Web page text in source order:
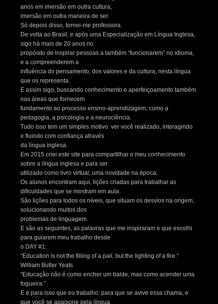
anos em imersão em outra cultura,
imersão em outra maneira de ser.
Só depois disso, tornei-me professora.
De volta ao Brasil, e após uma Especialização em Língua Inglesa,
sigo há mais de 20 anos no
propósito de inspirar pessoas a também “funcionarem” no idioma,
e a compreenderem a
influência do pensamento, dos valores e da cultura, nesta língua
que os representa.
E assim sigo, buscando conhecimento e aperfeiçoamento também
nas áreas que fornecem
fundamento ao processo ensino-aprendizagem, como a
pedagogia, a psicologia e a neurociência.
Tudo isso tem um simples motivo: ver você realizado, interagindo
e fluindo com confiança através
da língua inglesa.
Em 2015 criei este site para compartilhar o meu conhecimento
sobre a língua inglesa e para ser
utilizado como livro virtual, uma novidade na época.
Os alunos encontram aqui, lições criadas para trabalhar as
dificuldades que se mostram em aula.
São lições para todos os níveis, que situam os desvios na origem,
solucionando muitos dos
problemas de linguagem.
E são as seguintes, as palavras que me inspiraram e que escolhi
para guiarem meu trabalho desde
o DAY #1:
“Education is not the filling of a pail, but the lighting of a fire.”
William Butler Yeats
“Educação não é como encher um balde, mas como acender uma
fogueira.”
E é para isso que eu trabalho: para que se avive essa chama, e
que você se apaixone pela língua